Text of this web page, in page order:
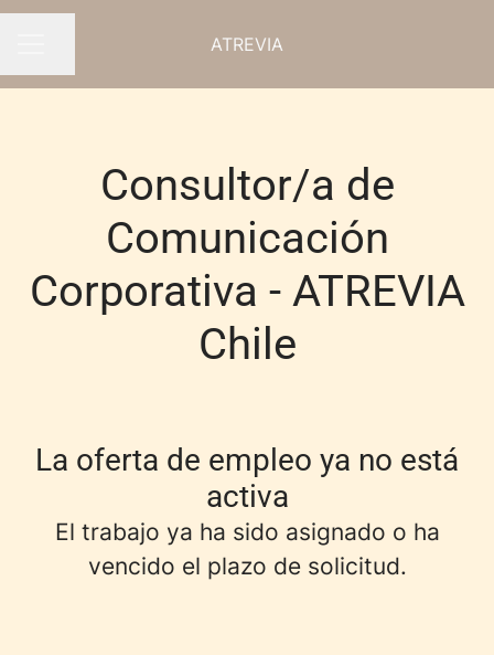
ATREVIA
Consultor/a de
Comunicación
Corporativa - ATREVIA
Chile
La oferta de empleo ya no está
activa
El trabajo ya ha sido asignado o ha
vencido el plazo de solicitud.